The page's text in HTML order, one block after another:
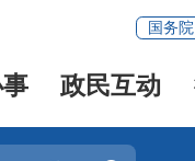
国务院
政民互动